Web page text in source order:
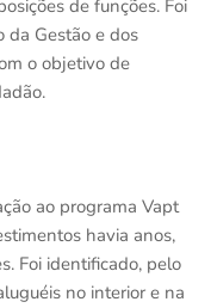
de funções. Foi
da Gestão e dos
o objetivo de
ao programa Vapt
havia anos,
Foi identificado, pelo
no interior e na